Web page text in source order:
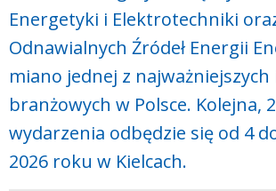
Energetyki i Elektrotechniki
Odnawialnych Źródeł Energii
miano jednej z
branżowych w Polsce. Kolejna,
wydarzenia odbędzie się od 4
2026 roku w Kielcach.